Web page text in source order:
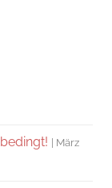
März